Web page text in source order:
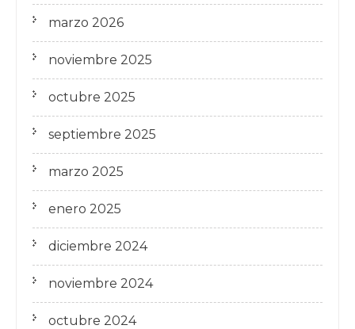
marzo 2026
noviembre 2025
octubre 2025
septiembre 2025
marzo 2025
enero 2025
diciembre 2024
noviembre 2024
octubre 2024